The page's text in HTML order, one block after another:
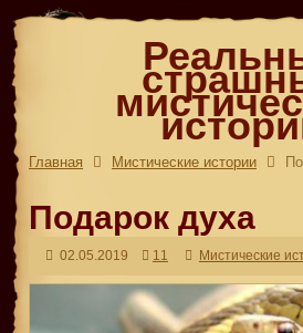
Главная Мистические истории
Подарок духа
02.05.2019 11 Мистические